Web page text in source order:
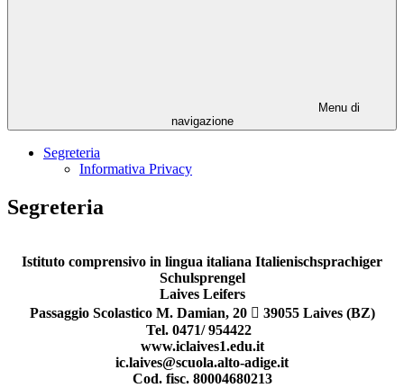
Menu di
navigazione
Segreteria
Informativa Privacy
Segreteria
Istituto comprensivo in lingua italiana Italienischsprachiger
Schulsprengel
Laives Leifers
Passaggio Scolastico M. Damian, 20  39055 Laives (BZ)
Tel. 0471/ 954422
www.iclaives1.edu.it
ic.laives@scuola.alto-adige.it
Cod. fisc. 80004680213